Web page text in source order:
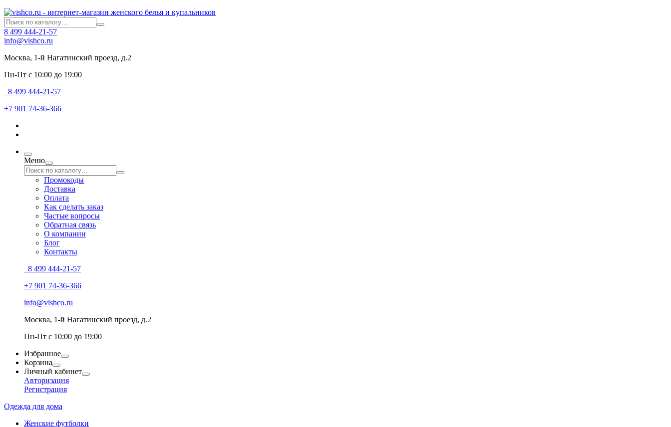
8 499 444-21-57
info@vishco.ru
Москва, 1-й Нагатинский проезд, д.2
Пн-Пт с 10:00 до 19:00
8 499 444-21-57
+7 901 74-36-366
Меню
Промокоды
Доставка
Оплата
Как сделать заказ
Частые вопросы
Обратная связь
О компании
Блог
Контакты
8 499 444-21-57
+7 901 74-36-366
info@vishco.ru
Москва, 1-й Нагатинский проезд, д.2
Пн-Пт с 10:00 до 19:00
Избранное
Корзина
Личный кабинет
Авторизация
Регистрация
Одежда для дома
Женские футболки